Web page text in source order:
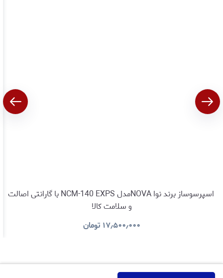
اسپرسوساز برند نوا NOVAمدل NCM-140 EXPS با گارانتی اصالت
و سلامت کالا
۱۷٫۵۰۰٫۰۰۰ تومان